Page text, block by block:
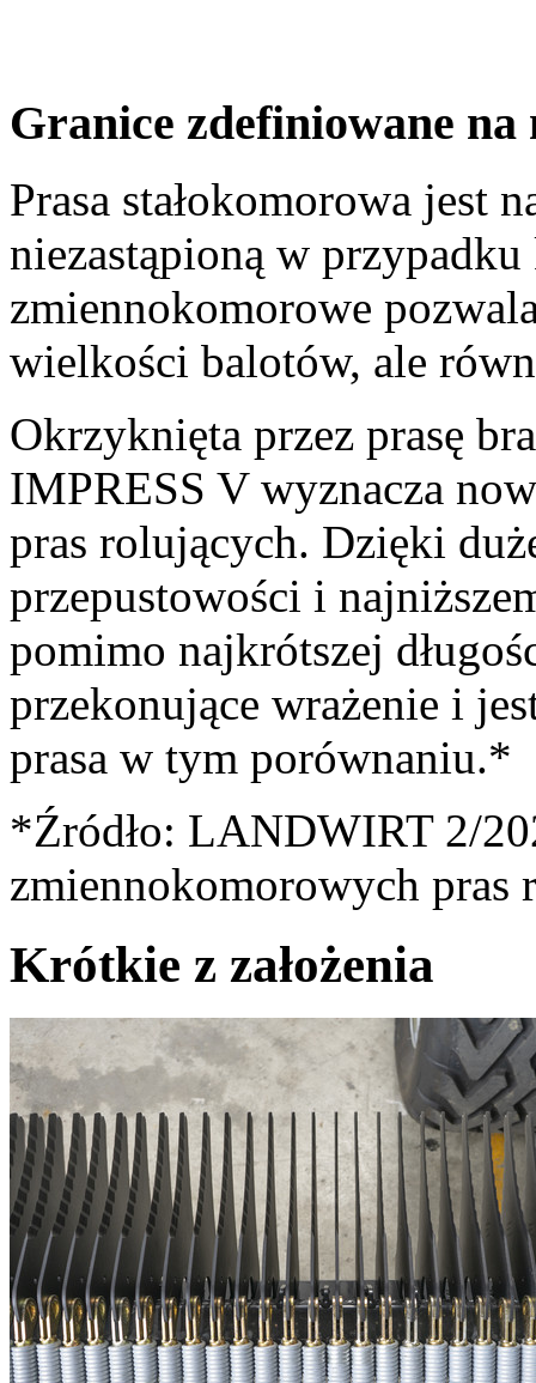
Granice zdefiniowane na
Prasa stałokomorowa jest
niezastąpioną w
zmiennokomorowe
wielkości balotów, ale
Okrzyknięta przez prasę
IMPRESS V wyznacza
pras rolujących. Dzięki
przepustowości i
pomimo najkrótszej
przekonujące wrażenie i
prasa w tym porównaniu.*
*Źródło: LANDWIRT 2/
zmiennokomorowych pras
Krótkie z założenia